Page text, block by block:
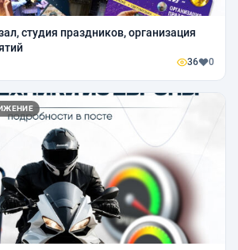
студия праздников, организация
36 0